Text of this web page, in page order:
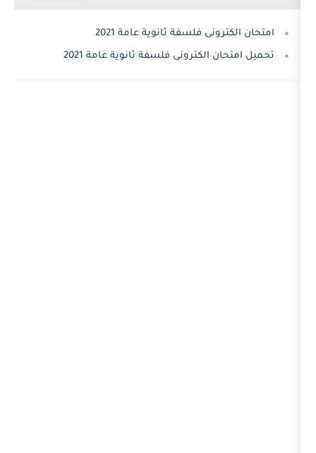
فلسفة ثانوية عامة 2021
الكترونى فلسفة ثانوية عامة 2021